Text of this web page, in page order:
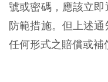
號或密碼，應該立
防範措施。但上述
任何形式之賠償或補